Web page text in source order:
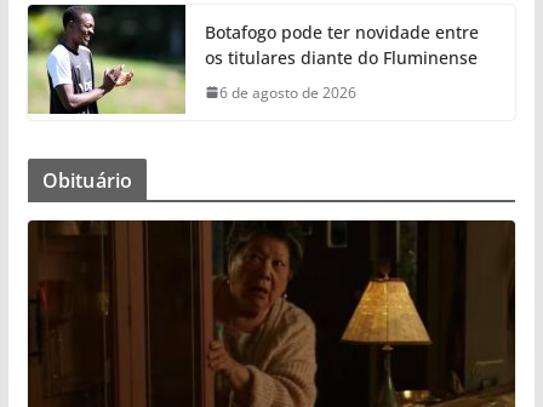
Botafogo pode ter novidade entre
os titulares diante do Fluminense
6 de agosto de 2026
Obituário